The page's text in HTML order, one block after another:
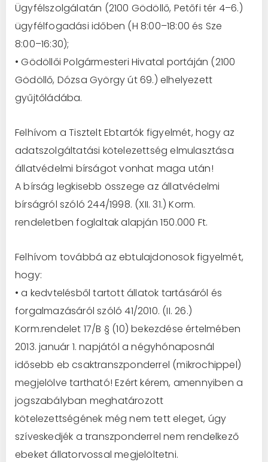
Ügyfélszolgálatán (2100 Gödöllő, Petőfi tér 4–6.)
ügyfélfogadási időben (H 8:00–18:00 és Sze
8:00–16:30);
•Gödöllői Polgármesteri Hivatal portáján (2100
Gödöllő, Dózsa György út69.) elhelyezett
gyűjtőládába.
Felhívom a Tisztelt Ebtartók figyelmét, hogy az
adatszolgáltatási kötelezettség elmulasztása
állatvédelmi bírságot vonhat maga után!
A bírság legkisebb összege az állatvédelmi
bírságról szóló 244/1998. (XII. 31.)Korm.
rendeletben foglaltak alapján150.000 Ft.
Felhívom továbbá az ebtulajdonosok figyelmét,
hogy:
•a kedvtelésből tartott állatok tartásáról és
forgalmazásáról szóló 41/2010. (II. 26.)
Korm.rendelet 17/B § (10) bekezdése értelmében
2013. január 1. napjától a négyhónaposnál
idősebb eb csaktranszponderrel (mikrochippel)
megjelölve tartható! Ezért kérem, amennyiben a
jogszabályban meghatározott
kötelezettségének még nem tett eleget, úgy
szíveskedjék a transzponderrel nem rendelkező
ebeketállatorvossal megjelöltetni.